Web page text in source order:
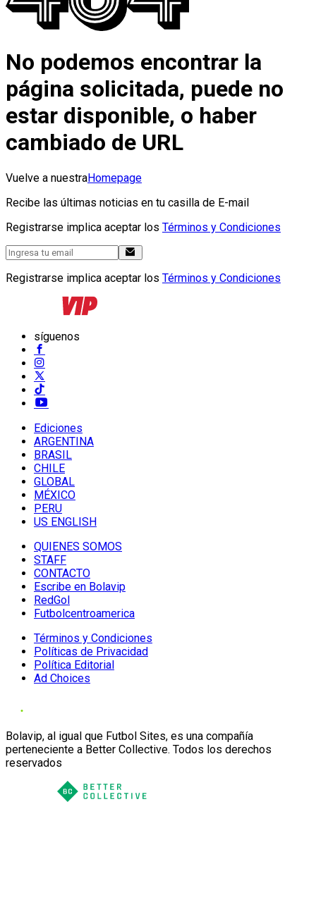
No podemos encontrar la
página solicitada, puede no
estar disponible, o haber
cambiado de URL
Vuelve a nuestraHomepage
Recibe las últimas noticias en tu casilla de E-mail
Registrarse implica aceptar los Términos y Condiciones
Registrarse implica aceptar los Términos y Condiciones
síguenos
Ediciones
ARGENTINA
BRASIL
CHILE
GLOBAL
MÉXICO
PERU
US ENGLISH
QUIENES SOMOS
STAFF
CONTACTO
Escribe en Bolavip
RedGol
Futbolcentroamerica
Términos y Condiciones
Políticas de Privacidad
Política Editorial
Ad Choices
Bolavip, al igual que Futbol Sites, es una compañía
perteneciente a Better Collective. Todos los derechos
reservados